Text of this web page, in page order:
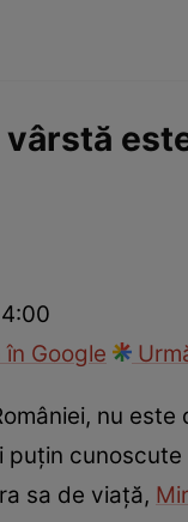
Google
nu
puțin
sa de viață,